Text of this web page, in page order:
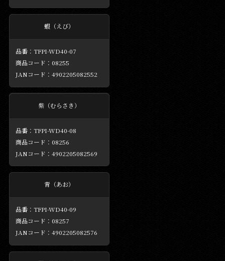
蝦（えび）
TFPI-WD40-07
08255
4902205082552
紫（むらさき）
TFPI-WD40-08
08256
4902205082569
青（あお）
TFPI-WD40-09
08257
4902205082576